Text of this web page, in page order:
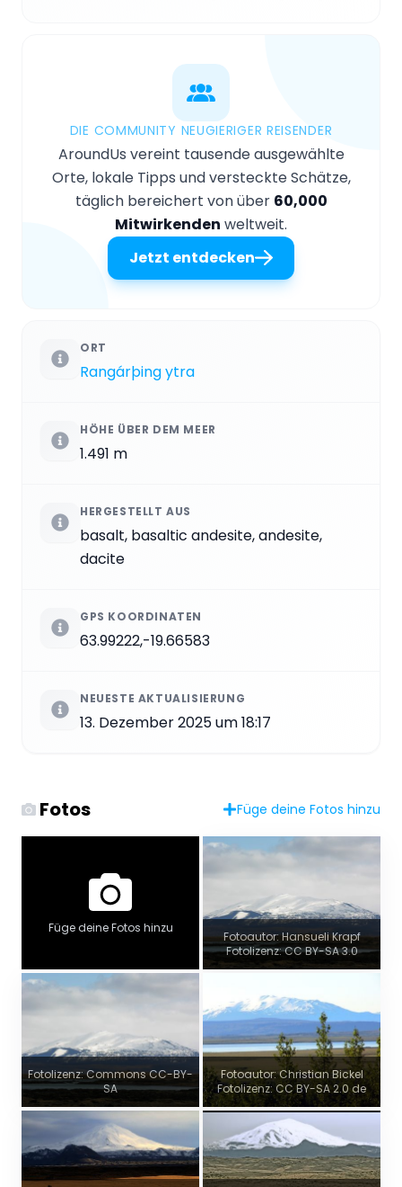
DIE COMMUNITY NEUGIERIGER REISENDER
AroundUs vereint tausende ausgewählte
Orte, lokale Tipps und versteckte Schätze,
täglich bereichert von über 60,000
Mitwirkenden weltweit.
Jetzt entdecken
ORT
Rangárþing ytra
HÖHE ÜBER DEM MEER
1.491 m
HERGESTELLT AUS
basalt, basaltic andesite, andesite,
dacite
GPS KOORDINATEN
63.99222,-19.66583
NEUESTE AKTUALISIERUNG
13. Dezember 2025 um 18:17
Fotos Füge deine Fotos hinzu
Füge deine Fotos hinzu
Fotoautor: Hansueli Krapf
Fotolizenz: CC BY-SA 3.0
Fotolizenz: Commons CC-BY-
SA
Fotoautor: Christian Bickel
Fotolizenz: CC BY-SA 2.0 de